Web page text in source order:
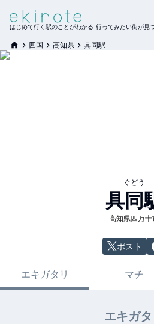
はじめて行く駅のことがわかる 行ってみたい街が見
四国 高知県 具同駅
ぐどう
具同
高知県四万十
ポスト
エキガタリ マチ
エキガタ